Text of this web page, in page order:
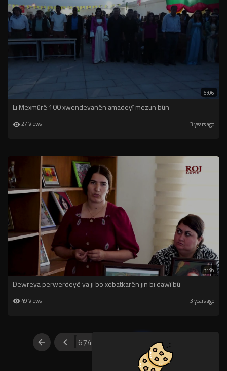
6:06
Li Mexmûrê 100 xwendevanên amadeyî mezun bûn
27 Views 3 years ago
3:36
Dewreya perwerdeyê ya ji bo xebatkarên jin bi dawî bû
49 Views 3 years ago
674